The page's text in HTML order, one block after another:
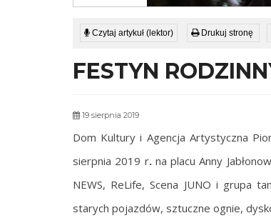
Czytaj artykuł (lektor) Drukuj stronę
FESTYN
19 sierpnia 2019
Dom Kultury i Agencja Artystyczna
sierpnia 2019 r. na placu Anny
NEWS, ReLife, Scena JUNO i grupa
starych pojazdów, sztuczne ognie,